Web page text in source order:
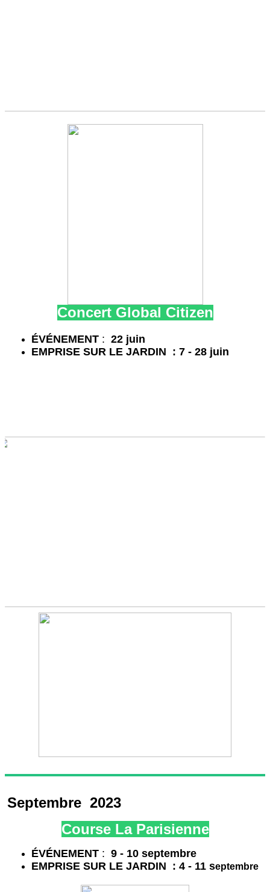
Concert Global Citizen
ÉVÉNEMENT : 22 juin
EMPRISE SUR LE JARDIN : 7 - 28 juin
Septembre 2023
Course La Parisienne
ÉVÉNEMENT : 9 - 10 septembre
EMPRISE SUR LE JARDIN : 4 - 11 septembre